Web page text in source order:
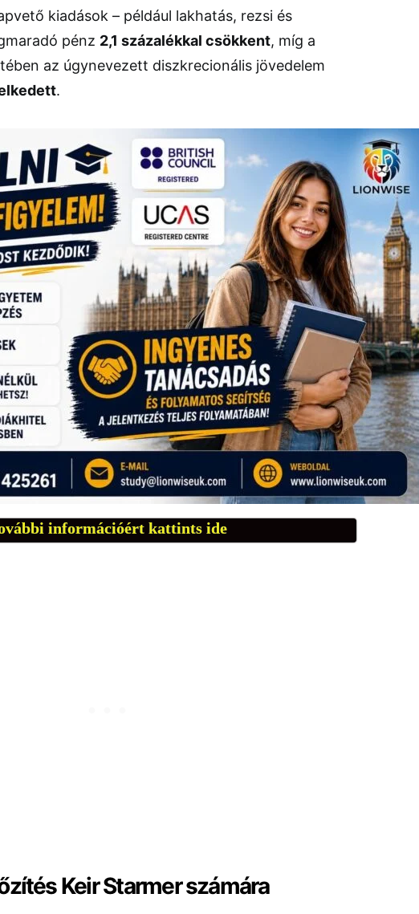
kiadások – például lakhatás, rezsi és
pénz 2,1 százalékkal csökkent, míg a
az úgynevezett diszkrecionális jövedelem
.
információért kattints ide
Keir Starmer számára